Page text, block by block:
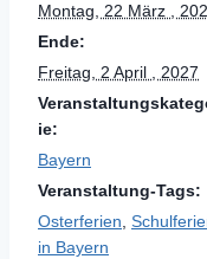
Montag, 22 März ,
Ende:
Freitag, 2 April , 2027
ie:
Bayern
Veranstaltung-Tags:
Osterferien,
in Bayern